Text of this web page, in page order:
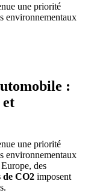
une priorité
environnementaux
:
une priorité
environnementaux
des
de CO2 imposent